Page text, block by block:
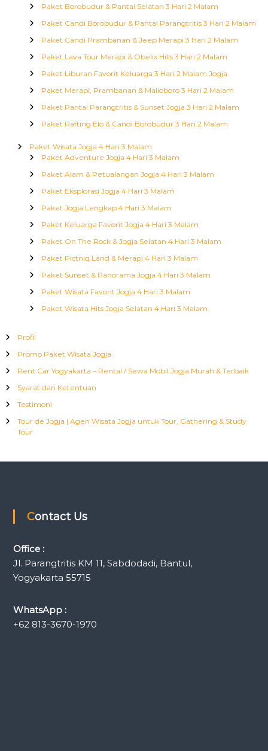
Paket Borobudur & Pantai Selatan 3 Hari 2 Malam
Paket Candi Borobudur & Pantai Parangtritis 3 Hari 2 Malam
Paket Candi Prambanan & Jeep Merapi 3 Hari 2 Malam
Paket Lava Tour Merapi & Obelix Hills 3 Hari 2 Malam
Paket Liburan Favorit Keluarga 3 Hari 2 Malam Jogja
Paket Merapi, Prambanan & Malioboro 3 Hari 2 Malam
Paket Pantai Parangtritis & Sunset Jogja 3 Hari 2 Malam
Paket Rafting Elo & Candi Borobudur 3 Hari 2 Malam
Paket Wisata Jogja 4 Hari 3 Malam
Paket Adventure Jogja 4 Hari 3 Malam
Paket Alam & Petualangan Jogja 4 Hari 3 Malam
Paket Eksplorasi Jogja 4 Hari 3 Malam
Paket Jogja Lengkap 4 Hari 3 Malam
Paket Keluarga Favorit Jogja 4 Hari 3 Malam
Paket On The Rock & Jogja Selatan 4 Hari 3 Malam
Paket Pictniq Land & Merapi 4 Hari 3 Malam
Paket Sunset & Panorama Jogja 4 Hari 3 Malam
Paket Wisata Favorit Jogja 4 Hari 3 Malam
Paket Wisata Hits Jogja Selatan 4 Hari 3 Malam
Profil
Promo Paket Wisata Jogja
Rent Car Yogyakarta – Rental / Sewa Mobil Jogja Murah & Terbaik
Syarat dan Ketentuan
Testimoni
Tour de Jogja | Agen Wisata Jogja untuk Tour, Gathering & Study
Tour
Contact Us
Office :
Jl. Parangtritis KM 11, Sabdodadi, Bantul,
Yogyakarta 55715
WhatsApp :
+62 813-3670-1970